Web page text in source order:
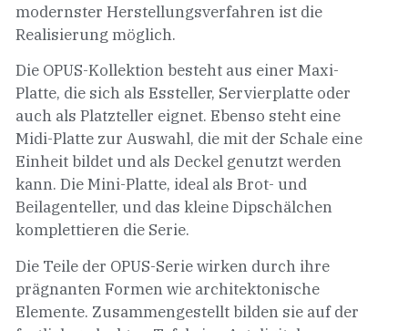
modernster Herstellungsverfahren ist die
Realisierung möglich.
Die OPUS-Kollektion besteht aus einer Maxi-
Platte, die sich als Essteller, Servierplatte oder
auch als Platzteller eignet. Ebenso steht eine
Midi-Platte zur Auswahl, die mit der Schale eine
Einheit bildet und als Deckel genutzt werden
kann. Die Mini-Platte, ideal als Brot- und
Beilagenteller, und das kleine Dipschälchen
komplettieren die Serie.
Die Teile der OPUS-Serie wirken durch ihre
prägnanten Formen wie architektonische
Elemente. Zusammengestellt bilden sie auf der